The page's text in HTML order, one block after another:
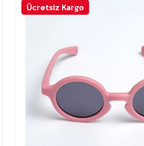
Ücretsiz Kargo